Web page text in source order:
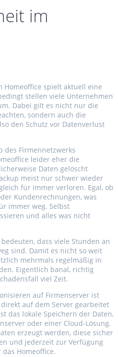
im
Homeoffice spielt aktuell eine
stellen viele Unternehmen
Dabei gilt es nicht nur die
sondern auch die
den Schutz vor Datenverlust
des Firmennetzwerks
leider eher die
Daten gelöscht
meist nur schwer wieder
für immer verloren. Egal, ob
Kundenrechnungen, was
immer weg. Selbst
und alles was nicht
dass viele Stunden an
sind. Damit es nicht so weit
mehrmals regelmäßig in
Eigentlich banal, richtig
viel Zeit.
auf Firmenserver ist
auf dem Server gearbeitet
das lokale Speichern der Daten,
oder einer Cloud-Lösung.
erzeugt werden, diese sicher
und jederzeit zur Verfügung
Homeoffice.